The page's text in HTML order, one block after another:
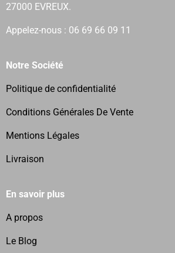
27000 EVREUX.
Appelez-nous : 06 69 66 09 11
Notre Société
Politique de confidentialité
Conditions Générales De Vente
Mentions Légales
Livraison
En savoir plus
A propos
Le Blog